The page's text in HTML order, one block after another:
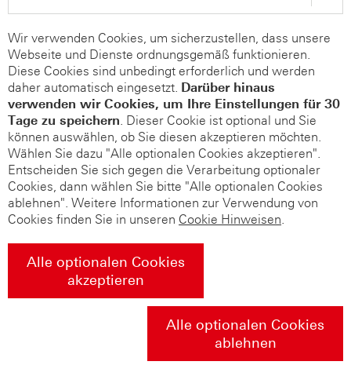
Wir verwenden Cookies, um sicherzustellen, dass unsere
Webseite und Dienste ordnungsgemäß funktionieren.
Diese Cookies sind unbedingt erforderlich und werden
daher automatisch eingesetzt. Darüber hinaus
verwenden wir Cookies, um Ihre Einstellungen für 30
Tage zu speichern. Dieser Cookie ist optional und Sie
können auswählen, ob Sie diesen akzeptieren möchten.
Wählen Sie dazu "Alle optionalen Cookies akzeptieren".
Entscheiden Sie sich gegen die Verarbeitung optionaler
Cookies, dann wählen Sie bitte "Alle optionalen Cookies
ablehnen". Weitere Informationen zur Verwendung von
Cookies finden Sie in unseren Cookie Hinweisen.
Alle optionalen Cookies
akzeptieren
Alle optionalen Cookies
ablehnen